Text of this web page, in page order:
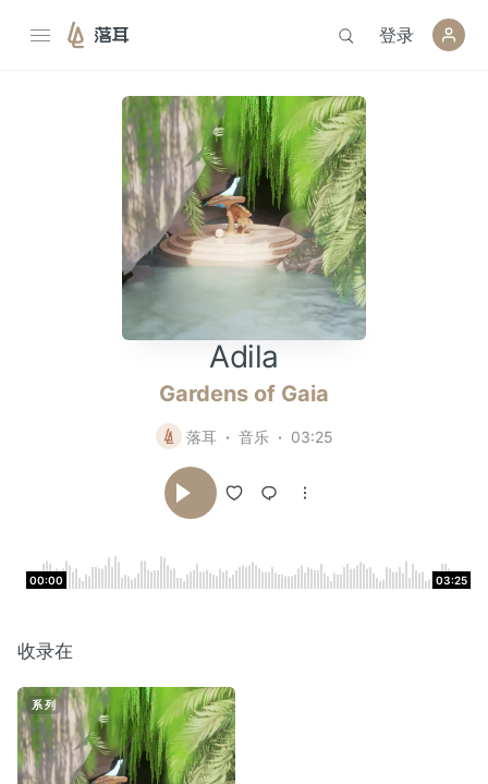
落耳 登录
Adila
Gardens of Gaia
落耳 音乐 03:25
00:00 03:25
收录在
系列